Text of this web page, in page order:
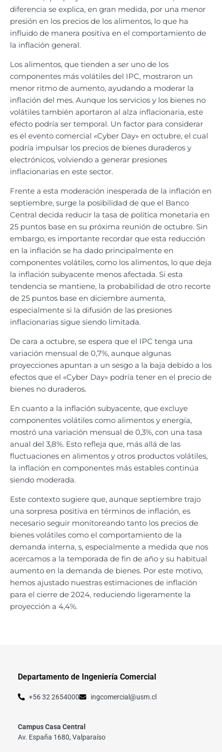
diferencia se explica, en gran medida, por una menor
presión en los precios de los alimentos, lo que ha
influido de manera positiva en el comportamiento de
la inflación general.
Los alimentos, que tienden a ser uno de los
componentes más volátiles del IPC, mostraron un
menor ritmo de aumento, ayudando a moderar la
inflación del mes. Aunque los servicios y los bienes no
volátiles también aportaron al alza inflacionaria, este
efecto podría ser temporal. Un factor para considerar
es el evento comercial «Cyber Day» en octubre, el cual
podría impulsar los precios de bienes duraderos y
electrónicos, volviendo a generar presiones
inflacionarias en este sector.
Frente a esta moderación inesperada de la inflación en
septiembre, surge la posibilidad de que el Banco
Central decida reducir la tasa de política monetaria en
25 puntos base en su próxima reunión de octubre. Sin
embargo, es importante recordar que esta reducción
en la inflación se ha dado principalmente en
componentes volátiles, como los alimentos, lo que deja
la inflación subyacente menos afectada. Si esta
tendencia se mantiene, la probabilidad de otro recorte
de 25 puntos base en diciembre aumenta,
especialmente si la difusión de las presiones
inflacionarias sigue siendo limitada.
De cara a octubre, se espera que el IPC tenga una
variación mensual de 0,7%, aunque algunas
proyecciones apuntan a un sesgo a la baja debido a los
efectos que el «Cyber Day» podría tener en el precio de
bienes no duraderos.
En cuanto a la inflación subyacente, que excluye
componentes volátiles como alimentos y energía,
mostró una variación mensual de 0,3%, con una tasa
anual del 3,8%. Esto refleja que, más allá de las
fluctuaciones en alimentos y otros productos volátiles,
la inflación en componentes más estables continúa
siendo moderada.
Este contexto sugiere que, aunque septiembre trajo
una sorpresa positiva en términos de inflación, es
necesario seguir monitoreando tanto los precios de
bienes volátiles como el comportamiento de la
demanda interna, s, especialmente a medida que nos
acercamos a la temporada de fin de año y su habitual
aumento en la demanda de bienes. Por este motivo,
hemos ajustado nuestras estimaciones de inflación
para el cierre de 2024, reduciendo ligeramente la
proyección a 4,4%.
Departamento de Ingeniería Comercial
+56 32 2654000 ingcomercial@usm.cl
Campus Casa Central
Av. España 1680, Valparaíso